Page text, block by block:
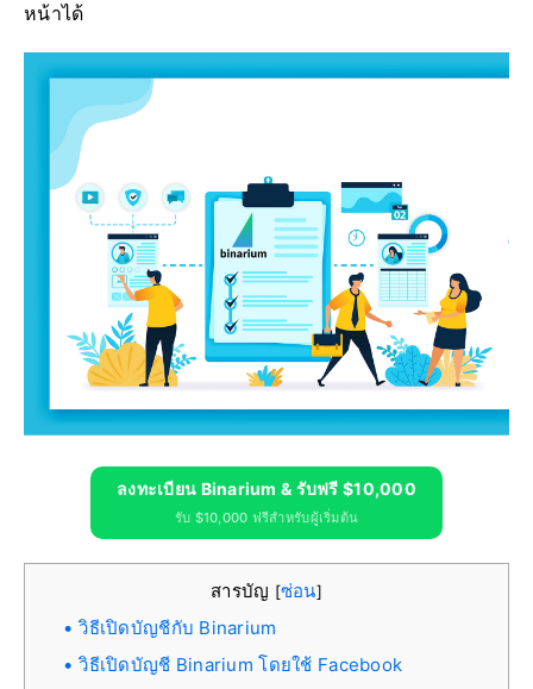
หน้าได้
ลงทะเบียน Binarium & รับฟรี $10,000
รับ $10,000 ฟรีสำหรับผู้เริ่มต้น
สารบัญ [ซ่อน]
วิธีเปิดบัญชีกับ Binarium
วิธีเปิดบัญชี Binarium โดยใช้ Facebook